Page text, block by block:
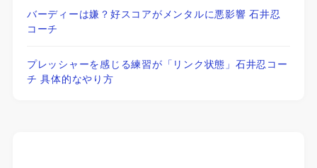
バーディーは嫌？好スコアがメンタルに悪影響 石井忍
コーチ
プレッシャーを感じる練習が「リンク状態」石井忍コー
チ 具体的なやり方